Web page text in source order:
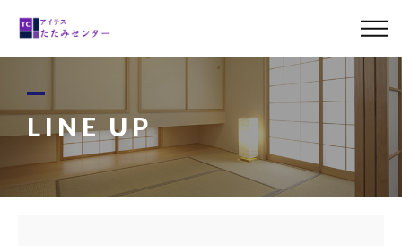
LINE UP
ABOUT US
MENU
LINE UP